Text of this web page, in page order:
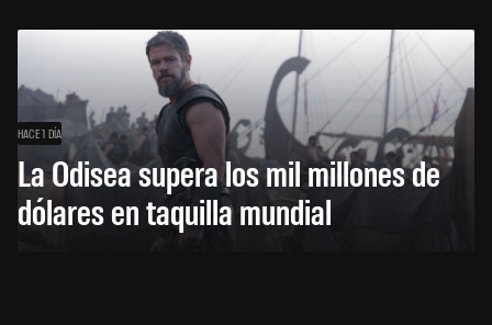
HACE 1 DÍA
La Odisea supera los mil millones de
dólares en taquilla mundial